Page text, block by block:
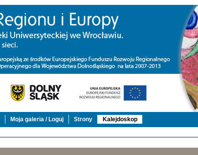
Moja galeria / Loguj Strony Kalejdoskop